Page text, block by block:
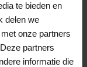
te bieden en
delen we
onze partners
partners
informatie die